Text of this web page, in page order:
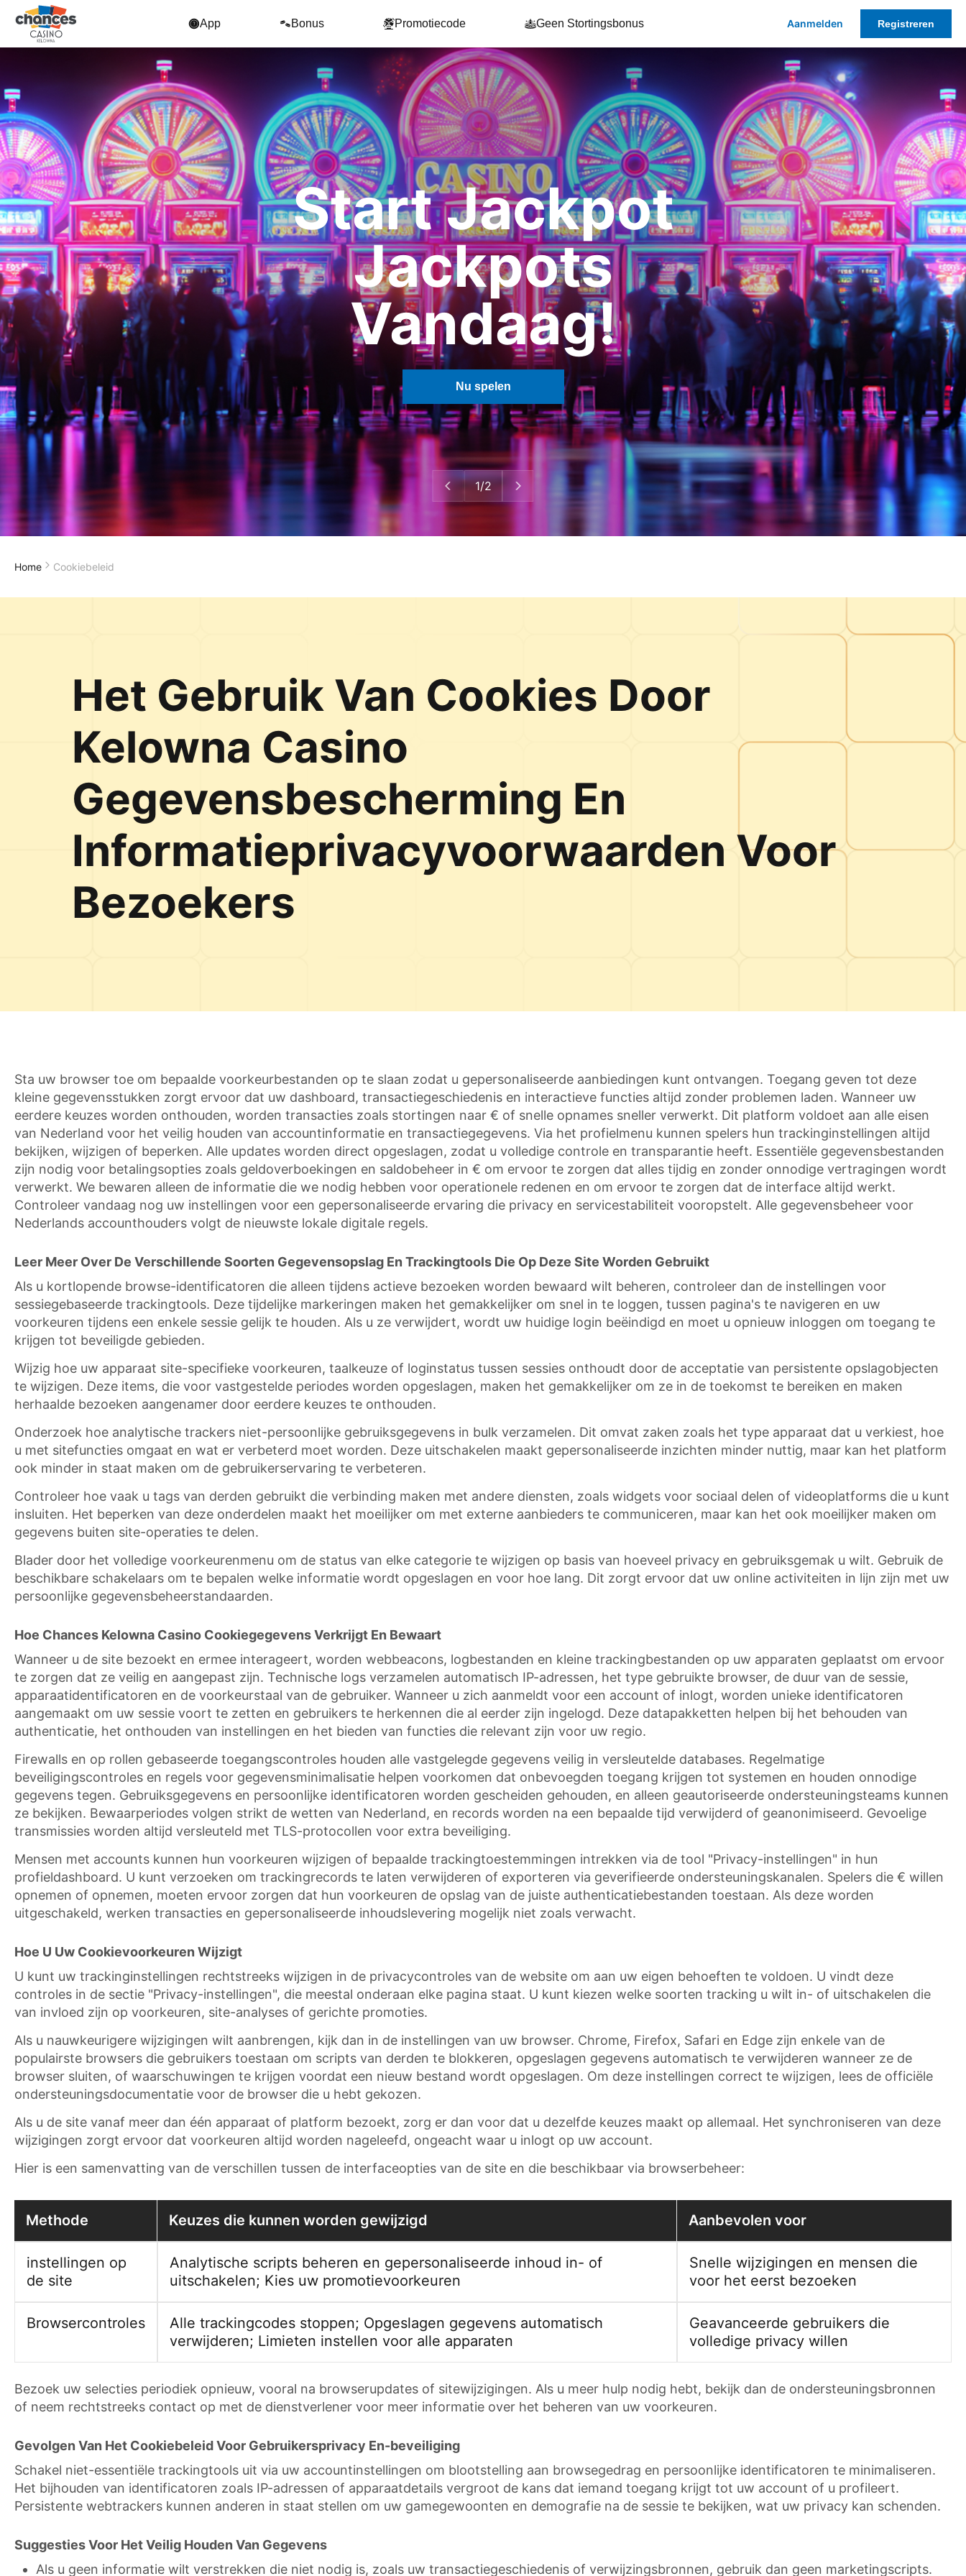
App Bonus Promotiecode Geen Stortingsbonus Aanmelden Registreren
Start Jackpot
Jackpots
Vandaag!
Nu spelen
1/2
Home Cookiebeleid
Het Gebruik Van Cookies Door
Kelowna Casino
Gegevensbescherming En
Informatieprivacyvoorwaarden Voor
Bezoekers
Sta uw browser toe om bepaalde voorkeurbestanden op te slaan zodat u gepersonaliseerde aanbiedingen kunt ontvangen. Toegang geven tot deze
kleine gegevensstukken zorgt ervoor dat uw dashboard, transactiegeschiedenis en interactieve functies altijd zonder problemen laden. Wanneer uw
eerdere keuzes worden onthouden, worden transacties zoals stortingen naar € of snelle opnames sneller verwerkt. Dit platform voldoet aan alle eisen
van Nederland voor het veilig houden van accountinformatie en transactiegegevens. Via het profielmenu kunnen spelers hun trackinginstellingen altijd
bekijken, wijzigen of beperken. Alle updates worden direct opgeslagen, zodat u volledige controle en transparantie heeft. Essentiële gegevensbestanden
zijn nodig voor betalingsopties zoals geldoverboekingen en saldobeheer in € om ervoor te zorgen dat alles tijdig en zonder onnodige vertragingen wordt
verwerkt. We bewaren alleen de informatie die we nodig hebben voor operationele redenen en om ervoor te zorgen dat de interface altijd werkt.
Controleer vandaag nog uw instellingen voor een gepersonaliseerde ervaring die privacy en servicestabiliteit vooropstelt. Alle gegevensbeheer voor
Nederlands accounthouders volgt de nieuwste lokale digitale regels.
Leer Meer Over De Verschillende Soorten Gegevensopslag En Trackingtools Die Op Deze Site Worden Gebruikt
Als u kortlopende browse-identificatoren die alleen tijdens actieve bezoeken worden bewaard wilt beheren, controleer dan de instellingen voor
sessiegebaseerde trackingtools. Deze tijdelijke markeringen maken het gemakkelijker om snel in te loggen, tussen pagina's te navigeren en uw
voorkeuren tijdens een enkele sessie gelijk te houden. Als u ze verwijdert, wordt uw huidige login beëindigd en moet u opnieuw inloggen om toegang te
krijgen tot beveiligde gebieden.
Wijzig hoe uw apparaat site-specifieke voorkeuren, taalkeuze of loginstatus tussen sessies onthoudt door de acceptatie van persistente opslagobjecten
te wijzigen. Deze items, die voor vastgestelde periodes worden opgeslagen, maken het gemakkelijker om ze in de toekomst te bereiken en maken
herhaalde bezoeken aangenamer door eerdere keuzes te onthouden.
Onderzoek hoe analytische trackers niet-persoonlijke gebruiksgegevens in bulk verzamelen. Dit omvat zaken zoals het type apparaat dat u verkiest, hoe
u met sitefuncties omgaat en wat er verbeterd moet worden. Deze uitschakelen maakt gepersonaliseerde inzichten minder nuttig, maar kan het platform
ook minder in staat maken om de gebruikerservaring te verbeteren.
Controleer hoe vaak u tags van derden gebruikt die verbinding maken met andere diensten, zoals widgets voor sociaal delen of videoplatforms die u kunt
insluiten. Het beperken van deze onderdelen maakt het moeilijker om met externe aanbieders te communiceren, maar kan het ook moeilijker maken om
gegevens buiten site-operaties te delen.
Blader door het volledige voorkeurenmenu om de status van elke categorie te wijzigen op basis van hoeveel privacy en gebruiksgemak u wilt. Gebruik de
beschikbare schakelaars om te bepalen welke informatie wordt opgeslagen en voor hoe lang. Dit zorgt ervoor dat uw online activiteiten in lijn zijn met uw
persoonlijke gegevensbeheerstandaarden.
Hoe Chances Kelowna Casino Cookiegegevens Verkrijgt En Bewaart
Wanneer u de site bezoekt en ermee interageert, worden webbeacons, logbestanden en kleine trackingbestanden op uw apparaten geplaatst om ervoor
te zorgen dat ze veilig en aangepast zijn. Technische logs verzamelen automatisch IP-adressen, het type gebruikte browser, de duur van de sessie,
apparaatidentificatoren en de voorkeurstaal van de gebruiker. Wanneer u zich aanmeldt voor een account of inlogt, worden unieke identificatoren
aangemaakt om uw sessie voort te zetten en gebruikers te herkennen die al eerder zijn ingelogd. Deze datapakketten helpen bij het behouden van
authenticatie, het onthouden van instellingen en het bieden van functies die relevant zijn voor uw regio.
Firewalls en op rollen gebaseerde toegangscontroles houden alle vastgelegde gegevens veilig in versleutelde databases. Regelmatige
beveiligingscontroles en regels voor gegevensminimalisatie helpen voorkomen dat onbevoegden toegang krijgen tot systemen en houden onnodige
gegevens tegen. Gebruiksgegevens en persoonlijke identificatoren worden gescheiden gehouden, en alleen geautoriseerde ondersteuningsteams kunnen
ze bekijken. Bewaarperiodes volgen strikt de wetten van Nederland, en records worden na een bepaalde tijd verwijderd of geanonimiseerd. Gevoelige
transmissies worden altijd versleuteld met TLS-protocollen voor extra beveiliging.
Mensen met accounts kunnen hun voorkeuren wijzigen of bepaalde trackingtoestemmingen intrekken via de tool "Privacy-instellingen" in hun
profieldashboard. U kunt verzoeken om trackingrecords te laten verwijderen of exporteren via geverifieerde ondersteuningskanalen. Spelers die € willen
opnemen of opnemen, moeten ervoor zorgen dat hun voorkeuren de opslag van de juiste authenticatiebestanden toestaan. Als deze worden
uitgeschakeld, werken transacties en gepersonaliseerde inhoudslevering mogelijk niet zoals verwacht.
Hoe U Uw Cookievoorkeuren Wijzigt
U kunt uw trackinginstellingen rechtstreeks wijzigen in de privacycontroles van de website om aan uw eigen behoeften te voldoen. U vindt deze
controles in de sectie "Privacy-instellingen", die meestal onderaan elke pagina staat. U kunt kiezen welke soorten tracking u wilt in- of uitschakelen die
van invloed zijn op voorkeuren, site-analyses of gerichte promoties.
Als u nauwkeurigere wijzigingen wilt aanbrengen, kijk dan in de instellingen van uw browser. Chrome, Firefox, Safari en Edge zijn enkele van de
populairste browsers die gebruikers toestaan om scripts van derden te blokkeren, opgeslagen gegevens automatisch te verwijderen wanneer ze de
browser sluiten, of waarschuwingen te krijgen voordat een nieuw bestand wordt opgeslagen. Om deze instellingen correct te wijzigen, lees de officiële
ondersteuningsdocumentatie voor de browser die u hebt gekozen.
Als u de site vanaf meer dan één apparaat of platform bezoekt, zorg er dan voor dat u dezelfde keuzes maakt op allemaal. Het synchroniseren van deze
wijzigingen zorgt ervoor dat voorkeuren altijd worden nageleefd, ongeacht waar u inlogt op uw account.
Hier is een samenvatting van de verschillen tussen de interfaceopties van de site en die beschikbaar via browserbeheer:
Methode Keuzes die kunnen worden gewijzigd Aanbevolen voor
instellingen op
de site
Analytische scripts beheren en gepersonaliseerde inhoud in- of
uitschakelen; Kies uw promotievoorkeuren
Snelle wijzigingen en mensen die
voor het eerst bezoeken
Browsercontroles
Alle trackingcodes stoppen; Opgeslagen gegevens automatisch
verwijderen; Limieten instellen voor alle apparaten
Geavanceerde gebruikers die
volledige privacy willen
Bezoek uw selecties periodiek opnieuw, vooral na browserupdates of sitewijzigingen. Als u meer hulp nodig hebt, bekijk dan de ondersteuningsbronnen
of neem rechtstreeks contact op met de dienstverlener voor meer informatie over het beheren van uw voorkeuren.
Gevolgen Van Het Cookiebeleid Voor Gebruikersprivacy En-beveiliging
Schakel niet-essentiële trackingtools uit via uw accountinstellingen om blootstelling aan browsegedrag en persoonlijke identificatoren te minimaliseren.
Het bijhouden van identificatoren zoals IP-adressen of apparaatdetails vergroot de kans dat iemand toegang krijgt tot uw account of u profileert.
Persistente webtrackers kunnen anderen in staat stellen om uw gamegewoonten en demografie na de sessie te bekijken, wat uw privacy kan schenden.
Suggesties Voor Het Veilig Houden Van Gegevens
Als u geen informatie wilt verstrekken die niet nodig is, zoals uw transactiegeschiedenis of verwijzingsbronnen, gebruik dan geen marketingscripts.